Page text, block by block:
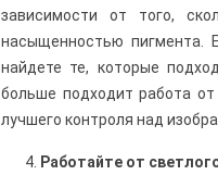
зависимости от того,
насыщенностью пигмента.
найдете те, которые
больше подходит работа
лучшего контроля над
Работайте от